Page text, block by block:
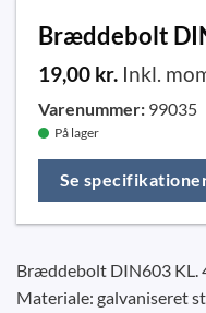
Bræddebolt
19,00 kr. Inkl.
Varenummer: 99035
På lager
Se
Bræddebolt DIN603 KL.
Materiale: galvaniseret